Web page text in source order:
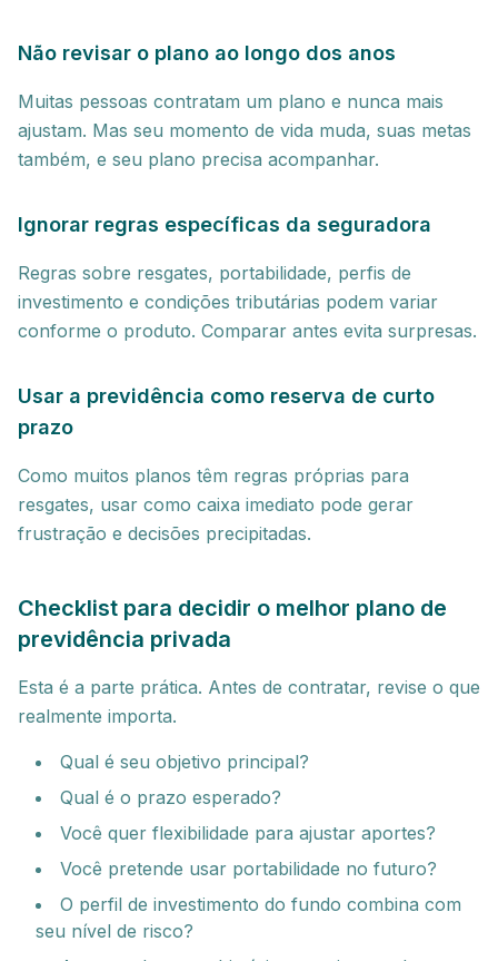
Não revisar o plano ao longo dos anos
Muitas pessoas contratam um plano e nunca mais
ajustam. Mas seu momento de vida muda, suas metas
também, e seu plano precisa acompanhar.
Ignorar regras específicas da seguradora
Regras sobre resgates, portabilidade, perfis de
investimento e condições tributárias podem variar
conforme o produto. Comparar antes evita surpresas.
Usar a previdência como reserva de curto
prazo
Como muitos planos têm regras próprias para
resgates, usar como caixa imediato pode gerar
frustração e decisões precipitadas.
Checklist para decidir o melhor plano de
previdência privada
Esta é a parte prática. Antes de contratar, revise o que
realmente importa.
Qual é seu objetivo principal?
Qual é o prazo esperado?
Você quer flexibilidade para ajustar aportes?
Você pretende usar portabilidade no futuro?
O perfil de investimento do fundo combina com
seu nível de risco?